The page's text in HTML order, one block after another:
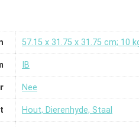
‎57.15 x 31.75 x 31.75 cm; 10
‎IB
‎Nee
‎Hout, Dierenhyde, Staal